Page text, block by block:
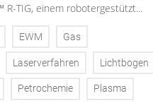
R-TIG, einem robotergestützt...
EWM Gas
Laserverfahren Lichtbogen
Petrochemie Plasma